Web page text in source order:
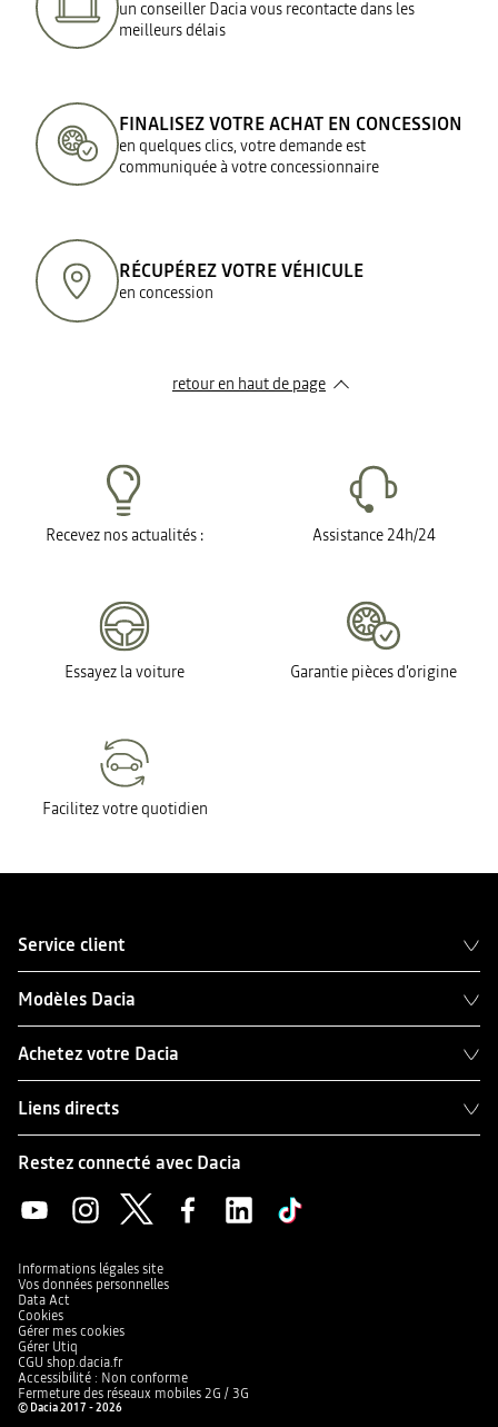
un conseiller Dacia vous recontacte dans les
meilleurs délais
FINALISEZ VOTRE ACHAT EN CONCESSION
en quelques clics, votre demande est
communiquée à votre concessionnaire
RÉCUPÉREZ VOTRE VÉHICULE
en concession
retour en haut de page​
Recevez nos actualités : Assistance 24h/24
Essayez la voiture Garantie pièces d'origine
Facilitez votre quotidien
Service client
Modèles Dacia
Achetez votre Dacia
Liens directs
Restez connecté avec Dacia
Informations légales site
Vos données personnelles
Data Act
Cookies
Gérer mes cookies
Gérer Utiq
CGU shop.dacia.fr
Accessibilité : Non conforme
Fermeture des réseaux mobiles 2G / 3G
© Dacia 2017 - 2026